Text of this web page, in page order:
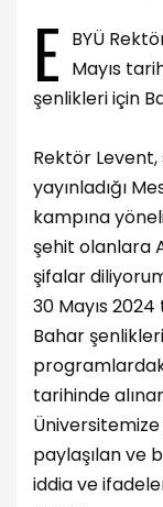
E BYÜ
Mayıs
şenlikleri için
Rektör
yayınladığı
kampına
şehit olanlara
şifalar
30 Mayıs
Bahar
tarihinde
paylaşılan ve
iddia ve